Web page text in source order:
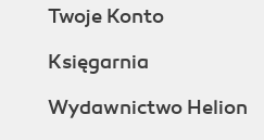
Twoje Konto
Księgarnia
Wydawnictwo Helion